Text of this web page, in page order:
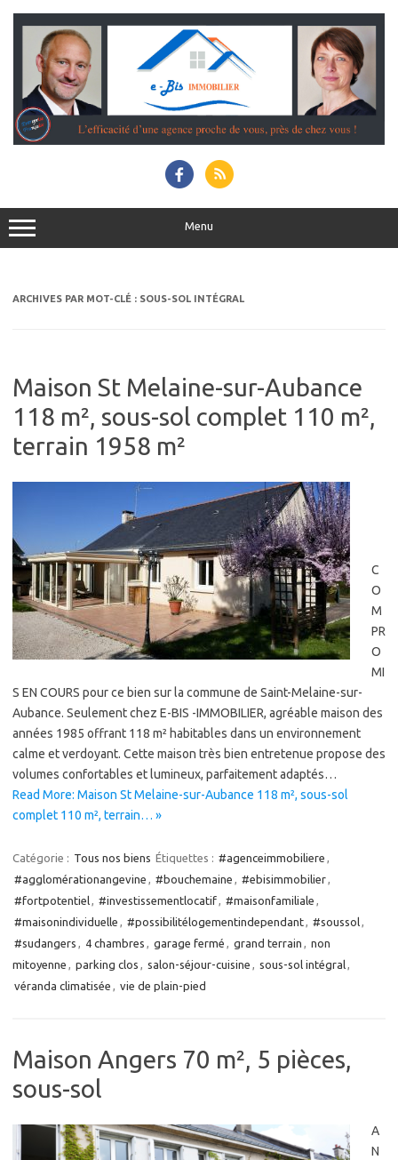
contenu
Menu
ARCHIVES PAR MOT-CLÉ : SOUS-SOL INTÉGRAL
Maison St Melaine-sur-Aubance
118 m², sous-sol complet 110 m²,
terrain 1958 m²
C
O
M
PR
O
MI
S EN COURS pour ce bien sur la commune de Saint-Melaine-sur-
Aubance. Seulement chez E-BIS -IMMOBILIER, agréable maison des
années 1985 offrant 118 m² habitables dans un environnement
calme et verdoyant. Cette maison très bien entretenue propose des
volumes confortables et lumineux, parfaitement adaptés…
Read More: Maison St Melaine-sur-Aubance 118 m², sous-sol
complet 110 m², terrain… »
Catégorie : Tous nos biens Étiquettes : #agenceimmobiliere ,
#agglomérationangevine , #bouchemaine , #ebisimmobilier,
#fortpotentiel, #investissementlocatif, #maisonfamiliale ,
#maisonindividuelle , #possibilitélogementindependant, #soussol,
#sudangers , 4 chambres , garage fermé , grand terrain , non
mitoyenne , parking clos , salon-séjour-cuisine , sous-sol intégral,
véranda climatisée , vie de plain-pied
Maison Angers 70 m², 5 pièces,
sous-sol
A
N